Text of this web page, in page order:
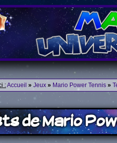
:Accueil » Jeux » Mario Power Tennis »
de Mario